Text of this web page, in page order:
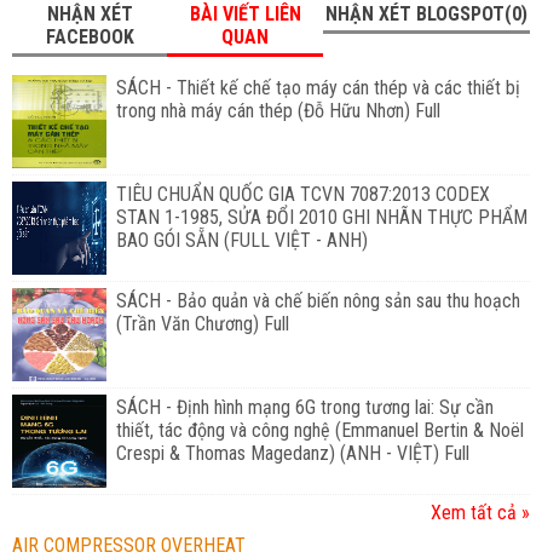
NHẬN XÉT
FACEBOOK
BÀI VIẾT LIÊN
QUAN
NHẬN XÉT BLOGSPOT(0)
SÁCH - Thiết kế chế tạo máy cán thép và các thiết bị
trong nhà máy cán thép (Đỗ Hữu Nhơn) Full
TIÊU CHUẨN QUỐC GIA TCVN 7087:2013 CODEX
STAN 1-1985, SỬA ĐỔI 2010 GHI NHÃN THỰC PHẨM
BAO GÓI SẴN (FULL VIỆT - ANH)
SÁCH - Bảo quản và chế biến nông sản sau thu hoạch
(Trần Văn Chương) Full
SÁCH - Định hình mạng 6G trong tương lai: Sự cần
thiết, tác động và công nghệ (Emmanuel Bertin & Noël
Crespi & Thomas Magedanz) (ANH - VIỆT) Full
Xem tất cả »
AIR COMPRESSOR OVERHEAT